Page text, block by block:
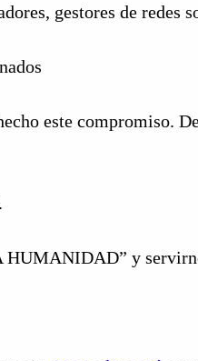
gestores de redes
este compromiso.
HUMANIDAD” y